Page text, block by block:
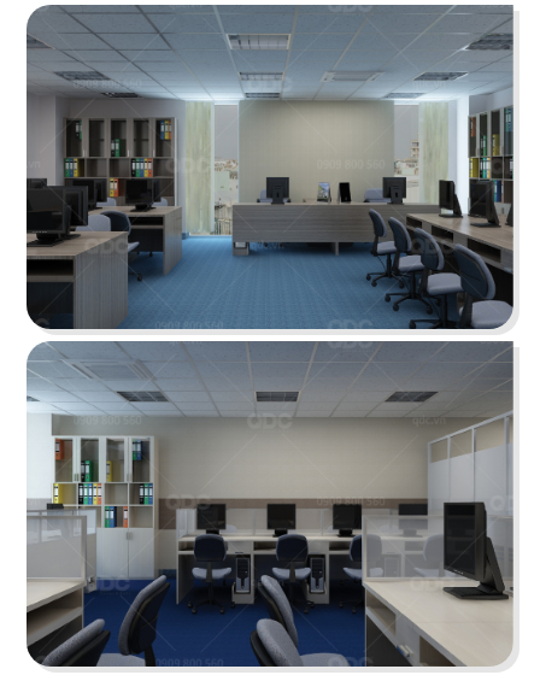
SHOWROOM
HỆ
THẾ KỶ XANH
Dự án văn phòng Thế Kỷ Xanh được thiết kế
theo phong cách Tân cổ điển sang trọng
Chi tiết